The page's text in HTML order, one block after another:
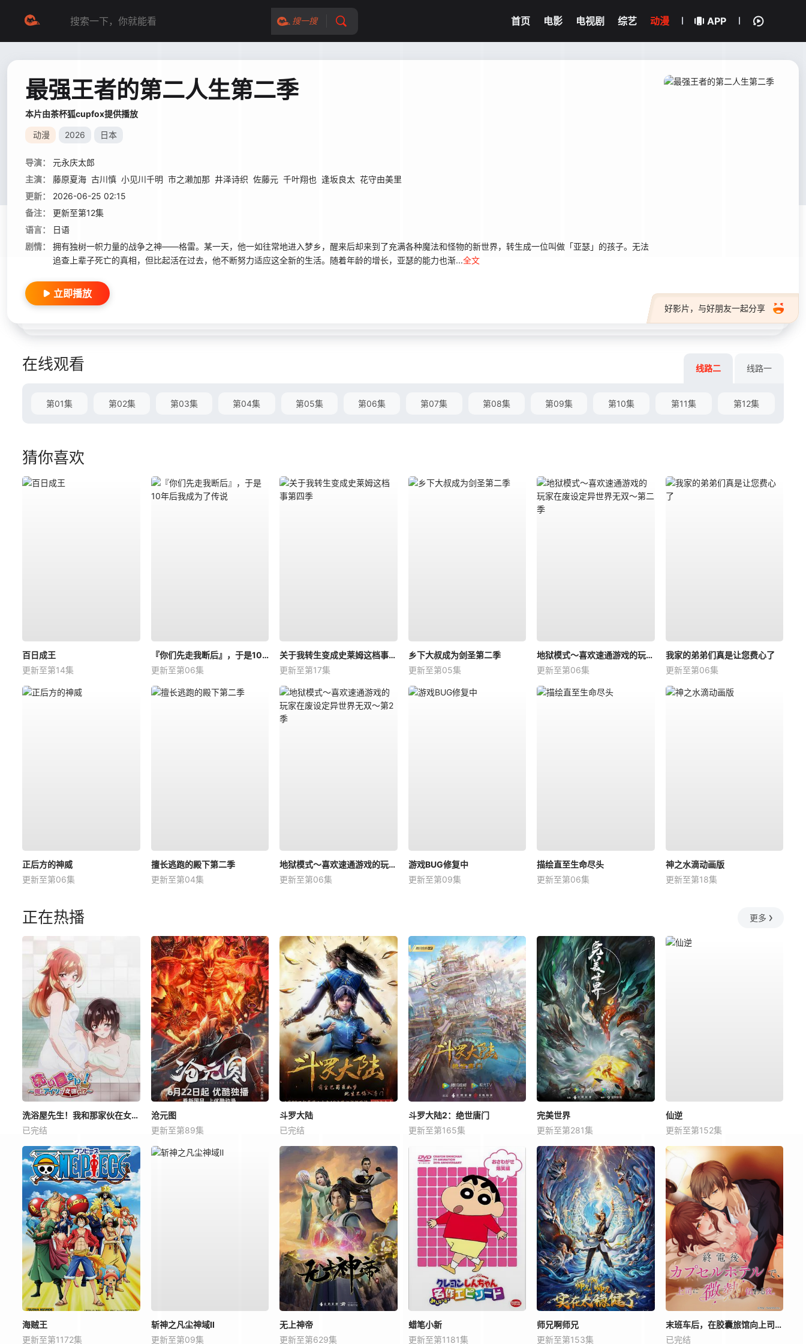
搜一搜 首页 电影 电视剧 综艺 动漫 APP
最强王者的第二人生第二季
本片由茶杯狐cupfox提供播放
动漫 2026 日本
导演：
元永庆太郎
主演：
藤原夏海 古川慎 小见川千明 市之濑加那 井泽诗织 佐藤元 千叶翔也 逢坂良太 花守由美里
更新：
2026-06-25 02:15
备注：
更新至第12集
语言：
日语
剧情：
拥有独树一帜力量的战争之神——格雷。某一天，他一如往常地进入梦乡，醒来后却来到了充满各种魔法和怪物的新世界，转生成一位叫做「亚瑟」的孩子。无法
追查上辈子死亡的真相，但比起活在过去，他不断努力适应这全新的生活。随着年龄的增长，亚瑟的能力也渐...全文
好影片，与好朋友一起分享
立即播放
在线观看 线路二 线路一
第01集 第02集 第03集 第04集 第05集 第06集 第07集 第08集 第09集 第10集 第11集 第12集
猜你喜欢
百日成王
更新至第14集
『你们先走我断后』，于是10年后我成为了传说
更新至第06集
关于我转生变成史莱姆这档事第四季
更新至第17集
乡下大叔成为剑圣第二季
更新至第05集
地狱模式～喜欢速通游戏的玩家在废设定异世界无双～第二季
更新至第06集
我家的弟弟们真是让您费心了
更新至第06集
正后方的神威
更新至第06集
擅长逃跑的殿下第二季
更新至第04集
地狱模式～喜欢速通游戏的玩家在废设定异世界无双～第2季
更新至第06集
游戏BUG修复中
更新至第09集
描绘直至生命尽头
更新至第06集
神之水滴动画版
更新至第18集
正在热播 更多
洗浴屋先生！我和那家伙在女浴池！？
已完结
沧元图
更新至第89集
斗罗大陆
已完结
斗罗大陆2：绝世唐门
更新至第165集
完美世界
更新至第281集
仙逆
更新至第152集
海贼王
更新至第1172集
斩神之凡尘神域Ⅱ
更新至第09集
无上神帝
更新至第629集
蜡笔小新
更新至第1181集
师兄啊师兄
更新至第153集
末班车后，在胶囊旅馆向上司传递微热的夜晚
已完结